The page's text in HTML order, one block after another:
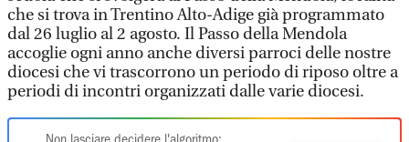
che si trova in Trentino Alto-Adige già programmato
dal 26 luglio al 2 agosto. Il Passo della Mendola
accoglie ogni anno anche diversi parroci delle nostre
diocesi che vi trascorrono un periodo di riposo oltre a
periodi di incontri organizzati dalle varie diocesi.